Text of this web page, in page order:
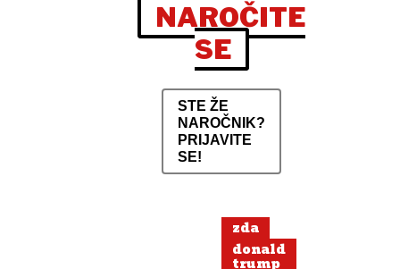
NAROČITE
SE
STE ŽE
NAROČNIK?
PRIJAVITE
SE!
zda
donald
trump